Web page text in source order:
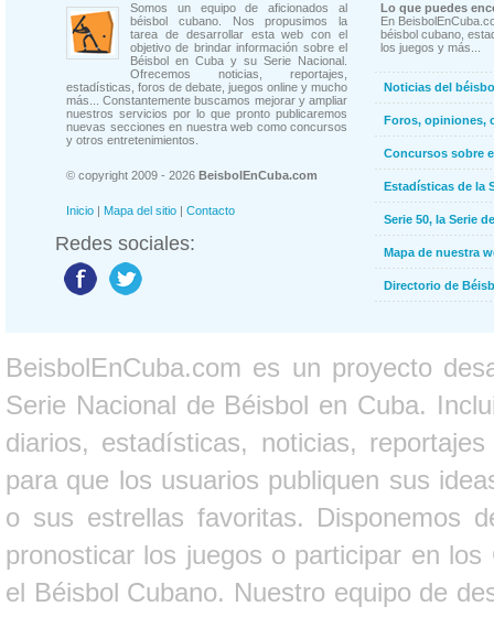
Somos un equipo de aficionados al
béisbol cubano. Nos propusimos la
tarea de desarrollar esta web con el
objetivo de brindar información sobre el
Béisbol en Cuba y su Serie Nacional.
Ofrecemos noticias, reportajes,
estadísticas, foros de debate, juegos online y mucho
más... Constantemente buscamos mejorar y ampliar
nuestros servicios por lo que pronto publicaremos
nuevas secciones en nuestra web como concursos
y otros entretenimientos.
© copyright 2009 - 2026 BeisbolEnCuba.com
Inicio | Mapa del sitio | Contacto
Redes sociales:
Lo que puedes
En
béisbol cubano,
los juegos y más...
Noticias del
Foros, opiniones,
Concursos sobre
Estadísticas de la
Serie 50, la Serie
Mapa de nuestra
Directorio de
BeisbolEnCuba.com es un proyecto
Serie Nacional de Béisbol en Cuba.
diarios, estadísticas, noticias,
para que los usuarios publiquen sus
o sus estrellas favoritas. Disponemos
pronosticar los juegos o participar en
el Béisbol Cubano. Nuestro equipo de